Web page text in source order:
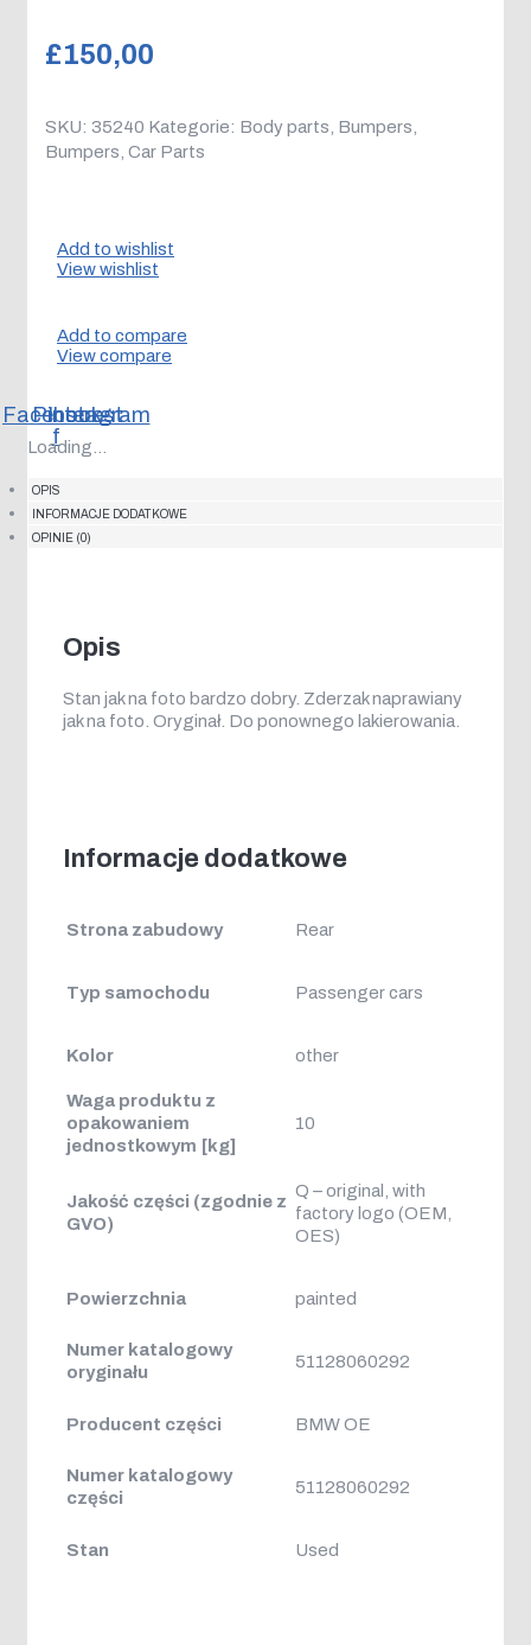
£150,00
SKU: 35240 Kategorie: Body parts Bumpers
Bumpers Car Parts
Add to wishlist
View wishlist
Add to compare
View compare
Facebook-
f
Pinterest
Instagram
Loading...
OPIS
INFORMACJE DODATKOWE
OPINIE (0)
Opis
Stan jak na foto bardzo dobry. Zderzak naprawiany
jak na foto. Oryginał. Do ponownego lakierowania.
Informacje dodatkowe
Strona zabudowy Rear
Typ samochodu Passenger cars
Kolor other
Waga produktu z
opakowaniem
jednostkowym [kg]
10
Jakość części (zgodnie z
GVO)
Q – original, with
factory logo (OEM,
OES)
Powierzchnia painted
Numer katalogowy
oryginału
51128060292
Producent części BMW OE
Numer katalogowy
części
51128060292
Stan Used